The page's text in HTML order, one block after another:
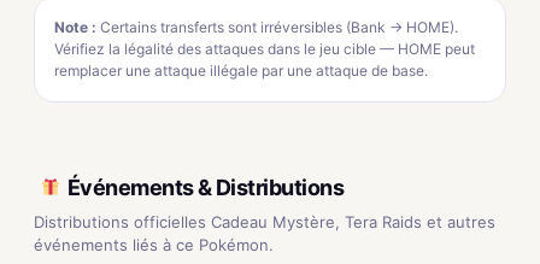
Note : Certains transferts sont irréversibles (Bank → HOME).
Vérifiez la légalité des attaques dans le jeu cible — HOME peut
remplacer une attaque illégale par une attaque de base.
Événements & Distributions
Distributions officielles Cadeau Mystère, Tera Raids et autres
événements liés à ce Pokémon.